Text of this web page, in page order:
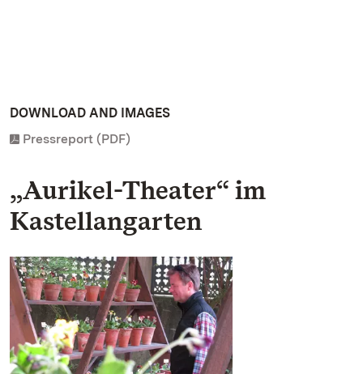
DOWNLOAD AND IMAGES
Pressreport (PDF)
„Aurikel-Theater“ im
Kastellangarten